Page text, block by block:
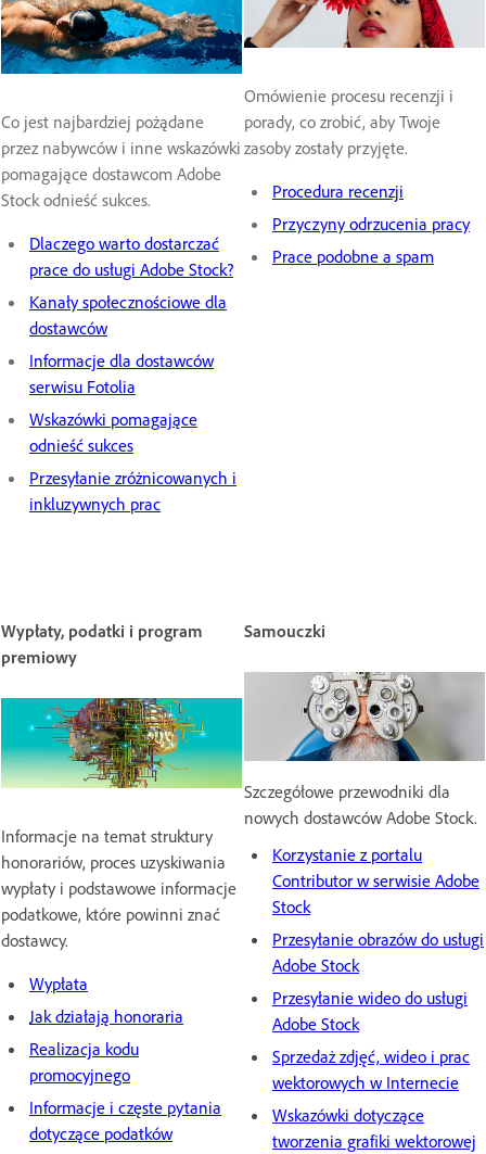
Co jest najbardziej pożądane
przez nabywców i inne wskazówki
pomagające dostawcom Adobe
Stock odnieść sukces.
Dlaczego warto dostarczać
prace do usługi Adobe Stock?
Kanały społecznościowe dla
dostawców
Informacje dla dostawców
serwisu Fotolia
Wskazówki pomagające
odnieść sukces
Przesyłanie zróżnicowanych i
inkluzywnych prac
Omówienie procesu recenzji i
porady, co zrobić, aby Twoje
zasoby zostały przyjęte.
Procedura recenzji
Przyczyny odrzucenia pracy
Prace podobne a spam
Wypłaty, podatki i program
premiowy
Informacje na temat struktury
honorariów, proces uzyskiwania
wypłaty i podstawowe informacje
podatkowe, które powinni znać
dostawcy.
Wypłata
Jak działają honoraria
Realizacja kodu
promocyjnego
Informacje i częste pytania
dotyczące podatków
Samouczki
Szczegółowe przewodniki dla
nowych dostawców Adobe Stock.
Korzystanie z portalu
Contributor w serwisie Adobe
Stock
Przesyłanie obrazów do usługi
Adobe Stock
Przesyłanie wideo do usługi
Adobe Stock
Sprzedaż zdjęć, wideo i prac
wektorowych w Internecie
Wskazówki dotyczące
tworzenia grafiki wektorowej